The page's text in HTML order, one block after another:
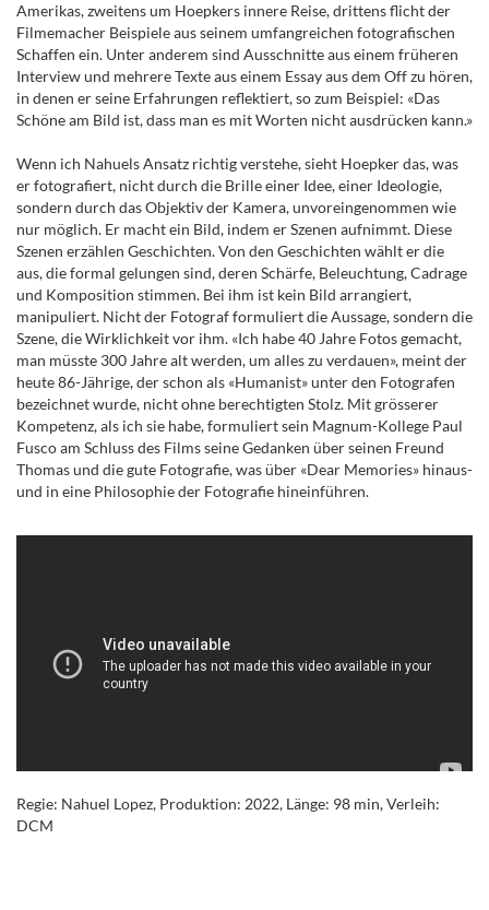
Amerikas, zweitens um Hoepkers innere Reise, drittens flicht der
Filmemacher Beispiele aus seinem umfangreichen fotografischen
Schaffen ein. Unter anderem sind Ausschnitte aus einem früheren
Interview und mehrere Texte aus einem Essay aus dem Off zu hören,
in denen er seine Erfahrungen reflektiert, so zum Beispiel: «Das
Schöne am Bild ist, dass man es mit Worten nicht ausdrücken kann.»
Wenn ich Nahuels Ansatz richtig verstehe, sieht Hoepker das, was
er fotografiert, nicht durch die Brille einer Idee, einer Ideologie,
sondern durch das Objektiv der Kamera, unvoreingenommen wie
nur möglich. Er macht ein Bild, indem er Szenen aufnimmt. Diese
Szenen erzählen Geschichten. Von den Geschichten wählt er die
aus, die formal gelungen sind, deren Schärfe, Beleuchtung, Cadrage
und Komposition stimmen. Bei ihm ist kein Bild arrangiert,
manipuliert. Nicht der Fotograf formuliert die Aussage, sondern die
Szene, die Wirklichkeit vor ihm. «Ich habe 40 Jahre Fotos gemacht,
man müsste 300 Jahre alt werden, um alles zu verdauen», meint der
heute 86-Jährige, der schon als «Humanist» unter den Fotografen
bezeichnet wurde, nicht ohne berechtigten Stolz. Mit grösserer
Kompetenz, als ich sie habe, formuliert sein Magnum-Kollege Paul
Fusco am Schluss des Films seine Gedanken über seinen Freund
Thomas und die gute Fotografie, was über «Dear Memories» hinaus-
und in eine Philosophie der Fotografie hineinführen.
Regie: Nahuel Lopez, Produktion: 2022, Länge: 98 min, Verleih:
DCM